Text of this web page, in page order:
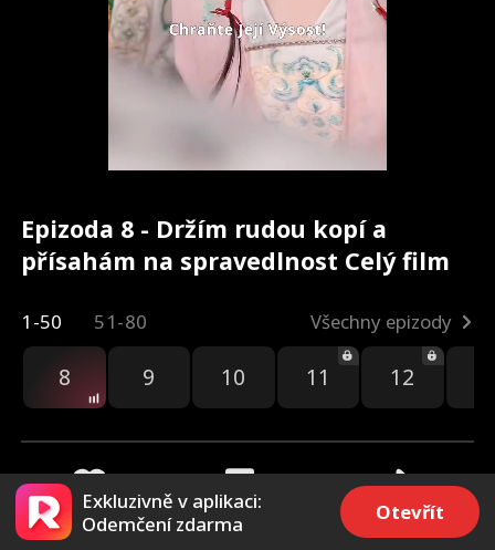
Epizoda 8 - Držím rudou kopí a
přísahám na spravedlnost Celý film
1-50 51-80 Všechny epizody
8 9 10 11 12
3.7k 15k Sdílet
Exkluzivně v aplikaci:
Odemčení zdarma
Otevřít